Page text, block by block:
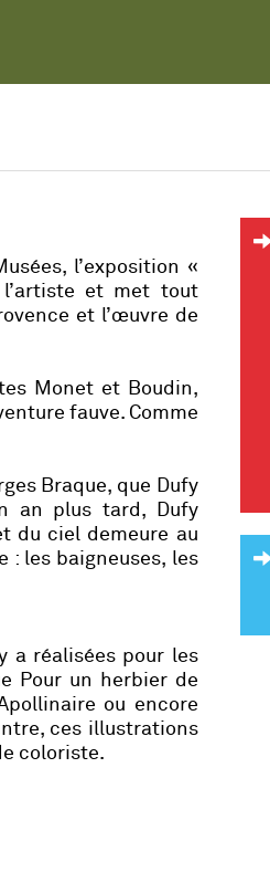
l’exposition «
l’artiste et met tout
et l’œuvre de
Monet et Boudin,
fauve. Comme
Braque, que Dufy
an plus tard, Dufy
du ciel demeure au
les baigneuses, les
a réalisées pour les
Pour un herbier de
ou encore
ces illustrations
coloriste.